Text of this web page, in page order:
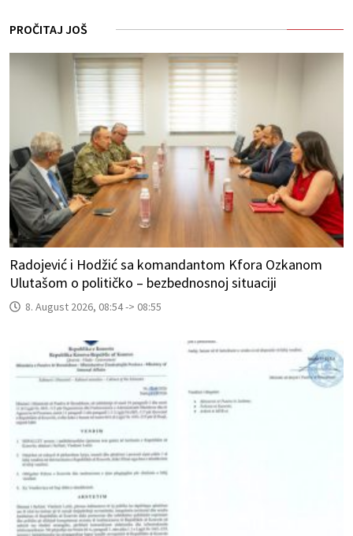
PROČITAJ JOŠ
Radojević i Hodžić sa komandantom Kfora Ozkanom
Ulutašom o političko – bezbednosnoj situaciji
8. August 2026, 08:54 -> 08:55